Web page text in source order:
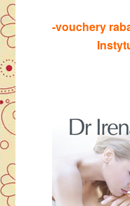
-vouchery